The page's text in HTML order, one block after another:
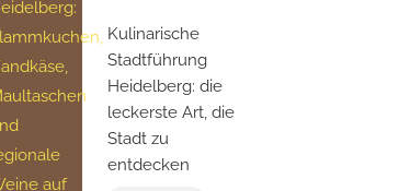
Kulinarische
Stadtführung
Heidelberg: die
leckerste Art, die
Stadt zu
entdecken